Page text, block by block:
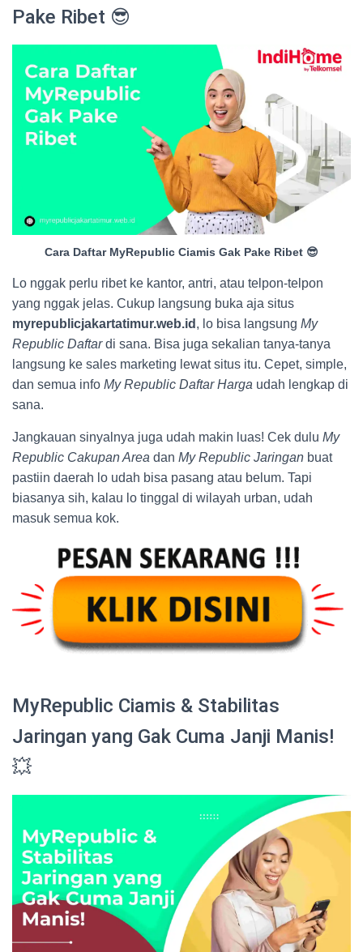
Pake Ribet 😎
Cara Daftar MyRepublic Ciamis Gak Pake Ribet 😎
Lo nggak perlu ribet ke kantor, antri, atau telpon-telpon
yang nggak jelas. Cukup langsung buka aja situs
myrepublicjakartatimur.web.id , lo bisa langsung My
Republic Daftardi sana. Bisa juga sekalian tanya-tanya
langsung ke sales marketing lewat situs itu. Cepet, simple,
dan semua info My Republic Daftar Harga udah lengkap di
sana.
Jangkauan sinyalnya juga udah makin luas! Cek dulu My
Republic Cakupan Area dan My Republic Jaringan buat
pastiin daerah lo udah bisa pasang atau belum. Tapi
biasanya sih, kalau lo tinggal di wilayah urban, udah
masuk semua kok.
MyRepublic Ciamis & Stabilitas
Jaringan yang Gak Cuma Janji Manis!
💥